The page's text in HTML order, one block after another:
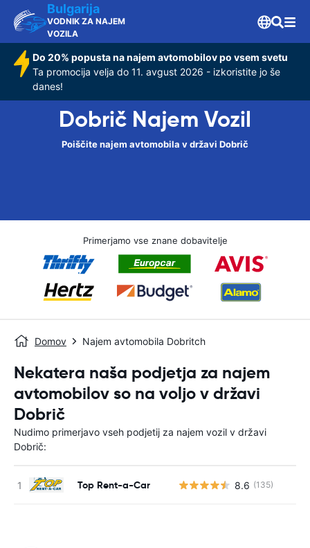
Bulgarija
VODNIK ZA NAJEM
VOZILA
Do 20% popusta na najem avtomobilov po vsem svetu
Ta promocija velja do 11. avgust 2026 - izkoristite jo še
danes!
Dobrič Najem Vozil
Poiščite najem avtomobila v državi Dobrič
Primerjamo vse znane dobavitelje
Domov Najem avtomobila Dobritch
Nekatera naša podjetja za najem
avtomobilov so na voljo v državi
Dobrič
Nudimo primerjavo vseh podjetij za najem vozil v državi
Dobrič:
Top Rent-a-Car 8.6 (135)